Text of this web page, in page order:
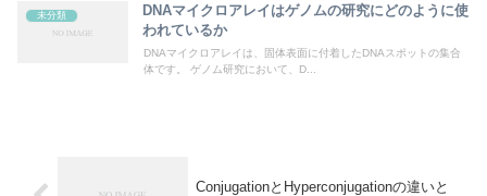
未分類
DNAマイクロアレイはゲノムの研究にどのように使
われているか
DNAマイクロアレイは、固体表面に付着したDNAスポットの集合
体です。 ゲノム研究において、D...
ConjugationとHyperconjugationの違いと